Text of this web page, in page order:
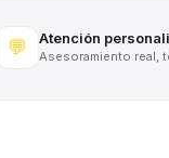
💬 Atención
Asesoramiento real,